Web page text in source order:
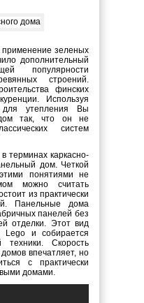
зеленых
дополнительный
популярности
строений.
финских
Используя
для утепления Вы
так, что он не
систем
терминах каркасно-
дом. Четкой
понятиями не
можно считать
из практически
Панельные дома
панелей без
отделки. Этот вид
Lego и собирается
Скорость
впечатляет, но
с практически
домами.